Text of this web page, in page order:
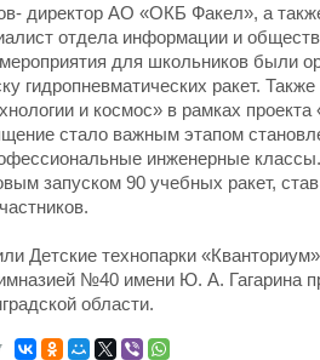
директор АО «ОКБ Факел», а
отдела информации и
для школьников были
гидропневматических ракет.
и космос» в рамках
стало важным этапом
инженерные
запуском 90 учебных ракет,
Детские технопарки
№40 имени Ю. А. Гагарина
области.